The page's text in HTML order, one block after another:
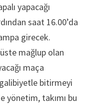
yapacağı
saat 16.00’da
girecek.
mağlup olan
maça
galibiyetle bitirmeyi
yönetim, takımı bu